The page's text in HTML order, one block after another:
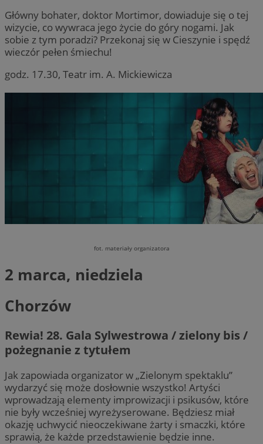
Główny bohater, doktor Mortimor, dowiaduje się o tej
wizycie, co wywraca jego życie do góry nogami. Jak
sobie z tym poradzi? Przekonaj się w Cieszynie i spędź
wieczór pełen śmiechu!
godz. 17.30, Teatr im. A. Mickiewicza
fot. materiały organizatora
2 marca, niedziela
Chorzów
Rewia! 28. Gala Sylwestrowa / zielony bis /
pożegnanie z tytułem
Jak zapowiada organizator w „Zielonym spektaklu”
wydarzyć się może dosłownie wszystko! Artyści
wprowadzają elementy improwizacji i psikusów, które
nie były wcześniej wyreżyserowane. Będziesz miał
okazję uchwycić nieoczekiwane żarty i smaczki, które
sprawią, że każde przedstawienie będzie inne.